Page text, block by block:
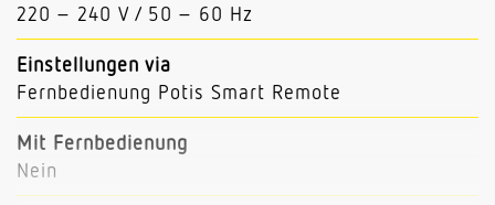
220 – 240 V / 50 – 60 Hz
Einstellungen via
Fernbedienung Potis Smart Remote
Mit Fernbedienung
Nein